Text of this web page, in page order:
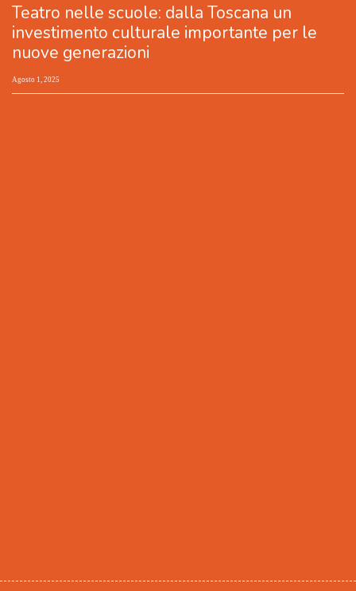
Teatro nelle scuole: dalla Toscana un
investimento culturale importante per le
nuove generazioni
Agosto 1, 2025